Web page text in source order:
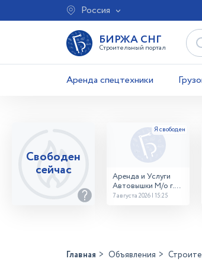
Россия
БИРЖА СНГ
Строительный портал
Аренда спецтехники
Свободен
сейчас
Аренда и Услуги
Автовышки М/о г.
Домодедово
7 августа 2026 | 15:25
Главная Объявления